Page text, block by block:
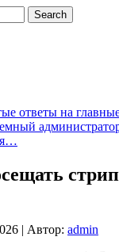
ответы на
| Автор: admin